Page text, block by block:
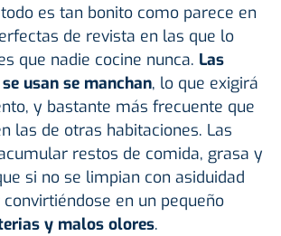
es tan bonito como parece en
de revista en las que lo
que nadie cocine nunca. Las
usan se manchan, lo que exigirá
y bastante más frecuente que
las de otras habitaciones. Las
restos de comida, grasa y
si no se limpian con asiduidad
en un pequeño
y malos olores.